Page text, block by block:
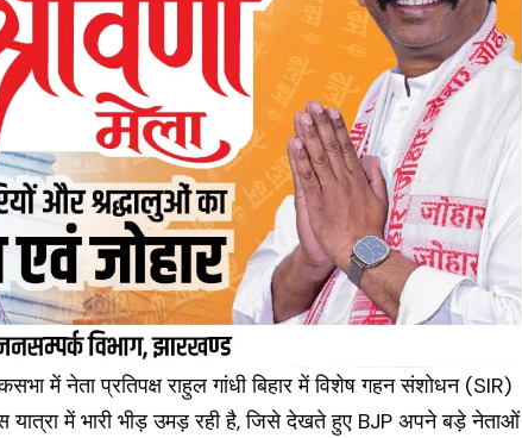
में नेता प्रतिपक्ष राहुल गांधी बिहार में विशेष गहन संशोधन (SIR)
यात्रा में भारी भीड़ उमड़ रही है, जिसे देखते हुए BJP अपने बड़े नेताओं